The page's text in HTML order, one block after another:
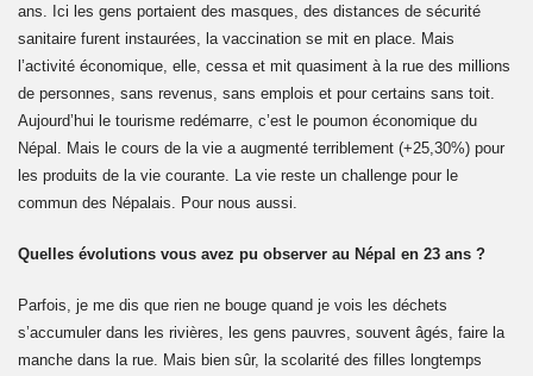
ans. Ici les gens portaient des masques, des distances de sécurité
sanitaire furent instaurées, la vaccination se mit en place. Mais
l’activité économique, elle, cessa et mit quasiment à la rue des millions
de personnes, sans revenus, sans emplois et pour certains sans toit.
Aujourd’hui le tourisme redémarre, c’est le poumon économique du
Népal. Mais le cours de la vie a augmenté terriblement (+25,30%) pour
les produits de la vie courante. La vie reste un challenge pour le
commun des Népalais. Pour nous aussi.
Quelles évolutions vous avez pu observer au Népal en 23 ans ?
Parfois, je me dis que rien ne bouge quand je vois les déchets
s’accumuler dans les rivières, les gens pauvres, souvent âgés, faire la
manche dans la rue. Mais bien sûr, la scolarité des filles longtemps
Tibet encore et toujours"
le 10 Mars 2025
le 10 Mars 2026